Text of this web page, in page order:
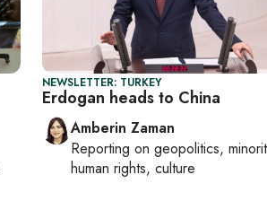
NEWSLETTER: TURKEY
Erdogan heads to China
Amberin Zaman
Reporting on geopolitics,
human rights, culture